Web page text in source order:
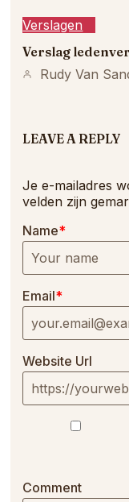
Verslagen
Verslag
Rudy Van
LEAVE A REPLY
Je e-mailadres
velden zijn
Comment
Name*
Email*
Website Url